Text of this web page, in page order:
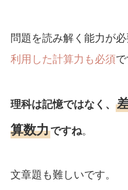
問題を読み解く能力が
利用した計算力も必須で
理科は記憶ではなく、
算数力ですね。
文章題も難しいです。